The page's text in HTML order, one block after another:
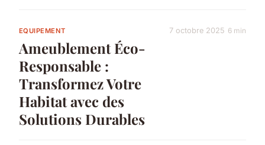
EQUIPEMENT
Ameublement Éco-
Responsable :
Transformez Votre
Habitat avec des
Solutions Durables
7 octobre 2025 6 min